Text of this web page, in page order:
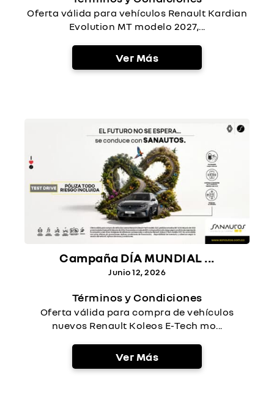
Oferta válida para vehículos Renault Kardian
Evolution MT modelo 2027,...
Ver Más
Campaña DÍA MUNDIAL ...
Junio 12, 2026
Términos y Condiciones
Oferta válida para compra de vehículos
nuevos Renault Koleos E-Tech mo...
Ver Más